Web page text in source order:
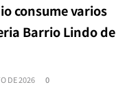
consume varios
Barrio Lindo de
DE 2026 0